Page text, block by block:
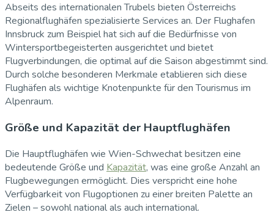
Abseits des internationalen Trubels bieten Österreichs
Regionalflughäfen spezialisierte Services an. Der Flughafen
Innsbruck zum Beispiel hat sich auf die Bedürfnisse von
Wintersportbegeisterten ausgerichtet und bietet
Flugverbindungen, die optimal auf die Saison abgestimmt sind.
Durch solche besonderen Merkmale etablieren sich diese
Flughäfen als wichtige Knotenpunkte für den Tourismus im
Alpenraum.
Größe und Kapazität der Hauptflughäfen
Die Hauptflughäfen wie Wien-Schwechat besitzen eine
bedeutende Größe und Kapazität, was eine große Anzahl an
Flugbewegungen ermöglicht. Dies verspricht eine hohe
Verfügbarkeit von Flugoptionen zu einer breiten Palette an
Zielen – sowohl national als auch international.